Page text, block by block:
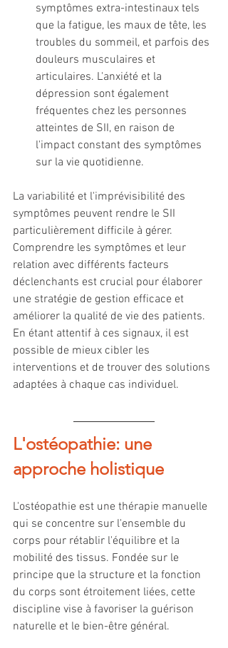
symptômes extra-intestinaux tels
que la fatigue, les maux de tête, les
troubles du sommeil, et parfois des
douleurs musculaires et
articulaires. L'anxiété et la
dépression sont également
fréquentes chez les personnes
atteintes de SII, en raison de
l'impact constant des symptômes
sur la vie quotidienne.
La variabilité et l'imprévisibilité des
symptômes peuvent rendre le SII
particulièrement difficile à gérer.
Comprendre les symptômes et leur
relation avec différents facteurs
déclenchants est crucial pour élaborer
une stratégie de gestion efficace et
améliorer la qualité de vie des patients.
En étant attentif à ces signaux, il est
possible de mieux cibler les
interventions et de trouver des solutions
adaptées à chaque cas individuel.
L'ostéopathie: une
approche holistique
L'ostéopathie est une thérapie manuelle
qui se concentre sur l'ensemble du
corps pour rétablir l'équilibre et la
mobilité des tissus. Fondée sur le
principe que la structure et la fonction
du corps sont étroitement liées, cette
discipline vise à favoriser la guérison
naturelle et le bien-être général.